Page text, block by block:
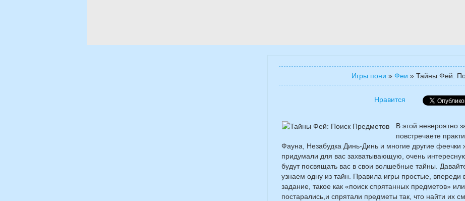
Игры пони » Феи » Тайны Фей:
Нравится
В этой невероятно
повстречаете
Фауна, Незабудка Динь-Динь и многие другие феечки
придумали для вас захватывающую, очень
будут посвящать вас в свои волшебные тайны.
узнаем одну из тайн. Правила игры простые, впереди
задание, такое как «поиск спрятанных предметов»
постарались,и спрятали предметы так, что найти их